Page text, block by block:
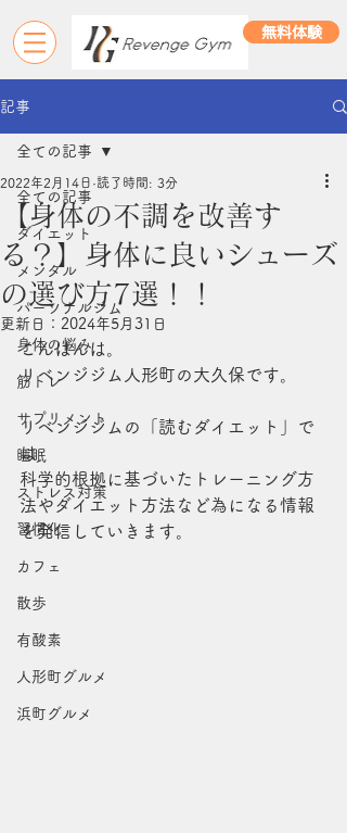
無料体験
記事
全ての記事
ダイエット
メンタル
パーソナルジム
身体の悩み
筋トレ
サプリメント
睡眠
ストレス対策
習慣化
カフェ
散歩
有酸素
人形町グルメ
浜町グルメ
全ての記事
【身体の不調を改善す
る？】身体に良いシューズ
の選び方7選！！
2022年2月14日 読了時間: 3分
更新日： 2024年5月31日
こんばんは。
リベンジジム人形町の大久保です。
リベンジジムの「読むダイエット」で
は
科学的根拠に基づいたトレーニング方
法やダイエット方法など為になる情報
を発信していきます。